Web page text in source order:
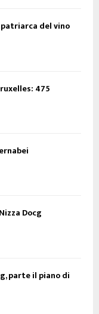
patriarca del vino
475
Docg
parte il piano di